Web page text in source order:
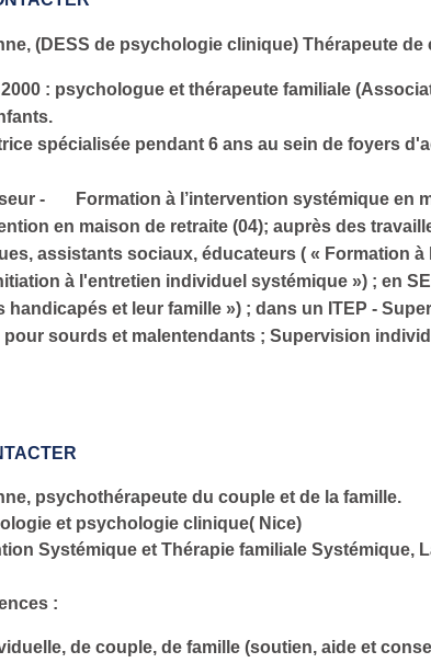
(DESS de psychologie clinique) Thérapeute
: psychologue et thérapeute familiale
spécialisée pendant 6 ans au sein de foyers
- Formation à l’intervention systémique en
en maison de retraite (04); auprès des
assistants sociaux, éducateurs ( « Formation
à l'entretien individuel systémique ») ; en
handicapés et leur famille ») ; dans un ITEP -
sourds et malentendants ; Supervision
psychothérapeute du couple et de la famille.
et psychologie clinique( Nice)
Systémique et Thérapie familiale Systémique,
:
de couple, de famille (soutien, aide et